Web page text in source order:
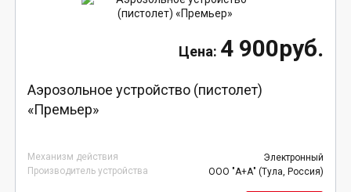
4 900руб.
Аэрозольное устройство (пистолет)
«Премьер»
Механизм действия
Электронный
Производитель устройства
ООО "А+А" (Тула, Россия)